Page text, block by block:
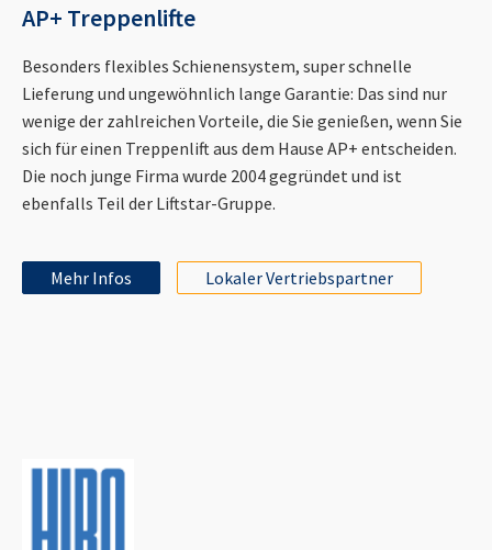
AP+ Treppenlifte
Besonders flexibles Schienensystem, super schnelle
Lieferung und ungewöhnlich lange Garantie: Das sind nur
wenige der zahlreichen Vorteile, die Sie genießen, wenn Sie
sich für einen Treppenlift aus dem Hause AP+ entscheiden.
Die noch junge Firma wurde 2004 gegründet und ist
ebenfalls Teil der Liftstar-Gruppe.
Mehr Infos Lokaler Vertriebspartner